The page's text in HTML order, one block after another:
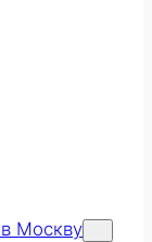
Москву